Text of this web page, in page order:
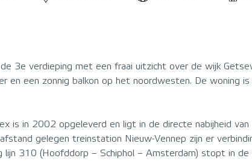
3e verdieping met een fraai uitzicht over de wijk
en een zonnig balkon op het noordwesten. De woning
is in 2002 opgeleverd en ligt in de directe nabijheid
gelegen treinstation Nieuw-Vennep zijn er
lijn 310 (Hoofddorp – Schiphol – Amsterdam) stopt in